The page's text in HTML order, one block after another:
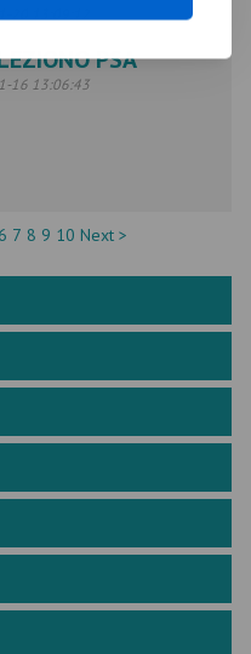
PSA
16 13:06:43
6 7 8 9 10 Next >